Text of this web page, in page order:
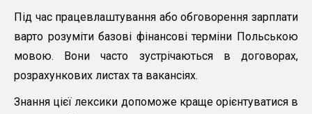
Під час працевлаштування або обговорення зарплати
варто розуміти базові фінансові терміни Польською
мовою. Вони часто зустрічаються в договорах,
розрахункових листах та вакансіях.
Знання цієї лексики допоможе краще орієнтуватися в